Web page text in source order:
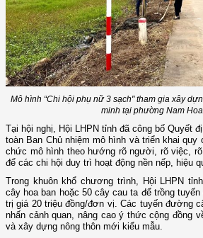
Mô hình “Chi hội phụ nữ 3 sạch" tham gia xây
minh tại phường Nam
Tại hội nghị, Hội LHPN tỉnh đã công bố Quyết
toàn Ban Chủ nhiệm mô hình và triển khai quy
chức mô hình theo hướng rõ người, rõ việc,
để các chi hội duy trì hoạt động nền nếp, hiệu
Trong khuôn khổ chương trình, Hội LHPN
cây hoa ban hoặc 50 cây cau ta để trồng
trị giá 20 triệu đồng/đơn vị. Các tuyến đường
nhấn cảnh quan, nâng cao ý thức cộng đồng
và xây dựng nông thôn mới kiểu mẫu.